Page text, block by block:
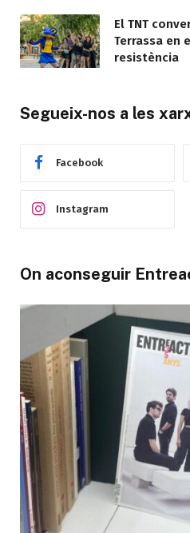
El TNT
Terrassa en
resistència
Segueix-nos a les
Facebook
Instagram
On aconseguir